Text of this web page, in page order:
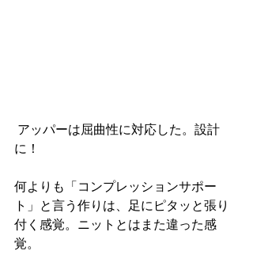
に！
何よりも「コンプレッションサポー
ト」と言う作りは、足にピタッと張り
付く感覚。ニットとはまた違った感
覚。